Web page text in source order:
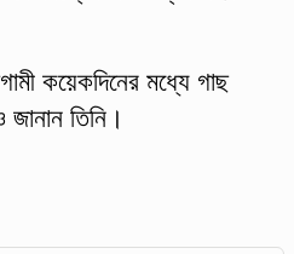
কয়েকদিনের মধ্যে গাছ
তিনি।